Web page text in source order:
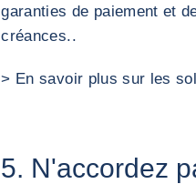
garanties de paiement et
créances..
> En savoir plus sur les
5. N'accordez